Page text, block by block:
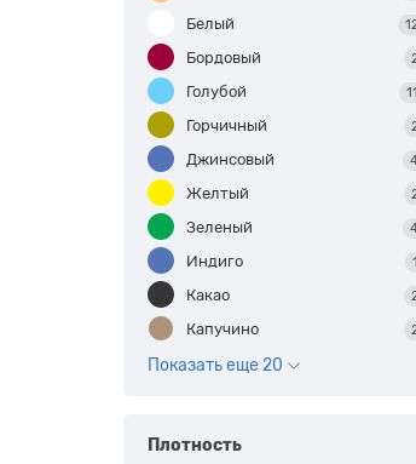
Белый
Бордовый
Голубой 11
Горчичный
Джинсовый
Желтый
Зеленый
Индиго 1
Какао
Капучино
Показать еще 20
Плотность